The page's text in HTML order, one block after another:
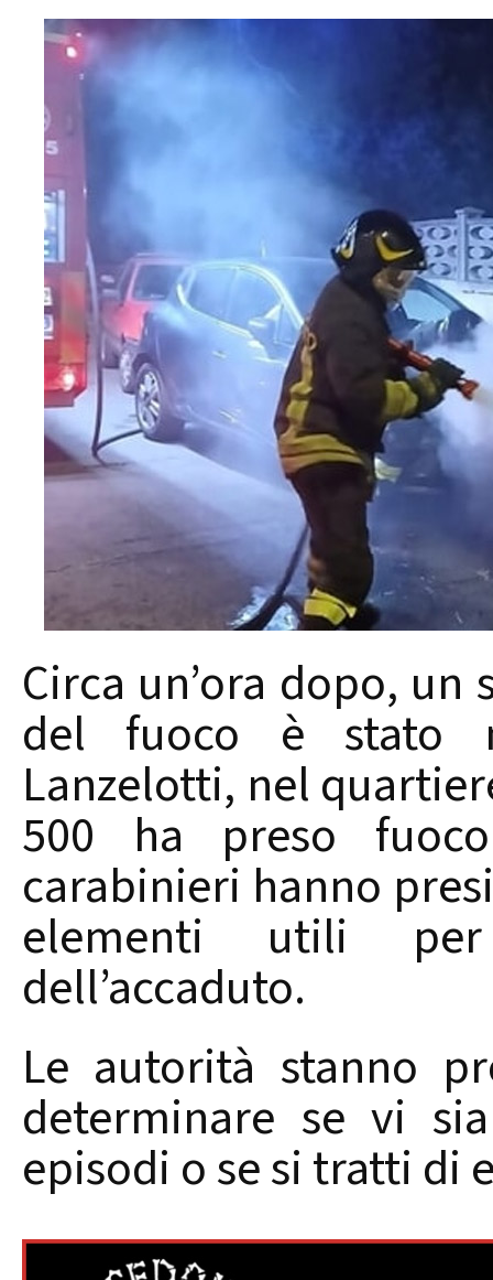
Circa un’ora dopo,
del fuoco è stato
Lanzelotti, nel
500 ha preso
carabinieri hanno
elementi utili
dell’accaduto.
Le autorità stanno
determinare se vi
episodi o se si tratti di